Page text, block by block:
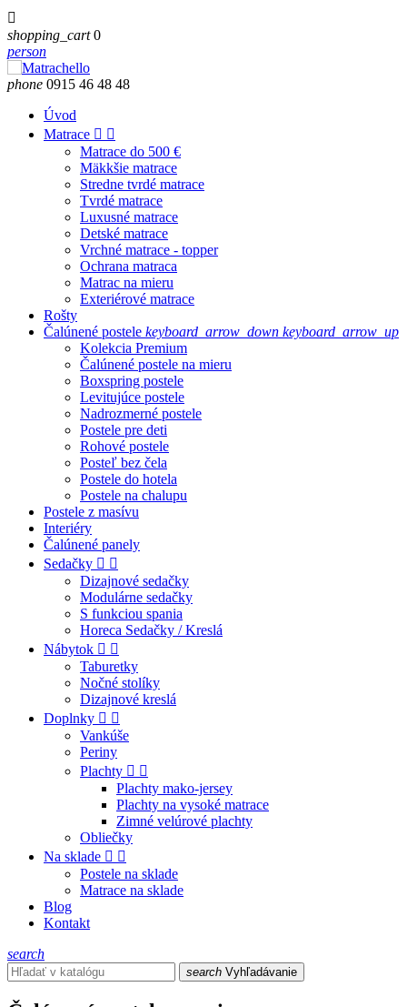

shopping_cart 0
person
phone 0915 46 48 48
Úvod
Matrace  
Matrace do 500 €
Mäkkšie matrace
Stredne tvrdé matrace
Tvrdé matrace
Luxusné matrace
Detské matrace
Vrchné matrace - topper
Ochrana matraca
Matrac na mieru
Exteriérové matrace
Rošty
Čalúnené postele keyboard_arrow_down keyboard_arrow_up
Kolekcia Premium
Čalúnené postele na mieru
Boxspring postele
Levitujúce postele
Nadrozmerné postele
Postele pre deti
Rohové postele
Posteľ bez čela
Postele do hotela
Postele na chalupu
Postele z masívu
Interiéry
Čalúnené panely
Sedačky  
Dizajnové sedačky
Modulárne sedačky
S funkciou spania
Horeca Sedačky / Kreslá
Nábytok  
Taburetky
Nočné stolíky
Dizajnové kreslá
Doplnky  
Vankúše
Periny
Plachty  
Plachty mako-jersey
Plachty na vysoké matrace
Zimné velúrové plachty
Obliečky
Na sklade  
Postele na sklade
Matrace na sklade
Blog
Kontakt
search
search Vyhľadávanie